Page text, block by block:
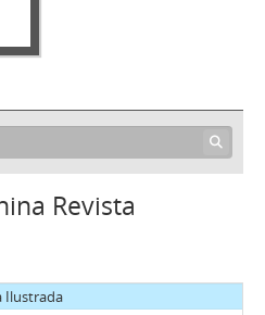
Revista
de Literatura y Arte
Ilustrada